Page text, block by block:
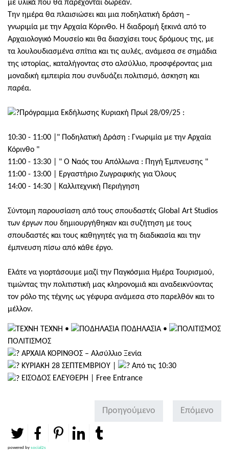
με υλικά που θα παρέχονται δωρεάν.
Την ημέρα θα πλαισιώσει και μια ποδηλατική δράση –
γνωριμία με την Αρχαία Κόρινθο. Η διαδρομή ξεκινά από το
Αρχαιολογικό Μουσείο και θα διασχίσει τους δρόμους της, με
τα λουλουδιασμένα σπίτια και τις αυλές, ανάμεσα σε σημάδια
της ιστορίας, καταλήγοντας στο αλσύλλιο, προσφέροντας μια
μοναδική εμπειρία που συνδυάζει πολιτισμό, άσκηση και
παρέα.
Πρόγραμμα Εκδήλωσης Κυριακή Πρωί 28/09/25 :
10:30 - 11:00 |" Ποδηλατική Δράση : Γνωριμία με την Αρχαία
Κόρινθο "
11:00 - 13:30 | " Ο Ναός του Απόλλωνα : Πηγή Έμπνευσης "
11:00 - 13:00 | Εργαστήριο Ζωγραφικής για Όλους
14:00 - 14:30 | Καλλιτεχνική Περιήγηση
Σύντομη παρουσίαση από τους σπουδαστές Global Art Studios
των έργων που δημιουργήθηκαν και συζήτηση με τους
σπουδαστές και τους καθηγητές για τη διαδικασία και την
έμπνευση πίσω από κάθε έργο.
Ελάτε να γιορτάσουμε μαζί την Παγκόσμια Ημέρα Τουρισμού,
τιμώντας την πολιτιστική μας κληρονομιά και αναδεικνύοντας
τον ρόλο της τέχνης ως γέφυρα ανάμεσα στο παρελθόν και το
μέλλον.
ΤΕΧΝΗ •
ΠΟΔΗΛΑΣΙΑ •
ΠΟΛΙΤΙΣΜΟΣ
ΑΡΧΑΙΑ ΚΟΡΙΝΘΟΣ – Αλσύλλιο Ξενία
ΚΥΡΙΑΚΗ 28 ΣΕΠΤΕΜΒΡΙΟΥ |
Από τις 10:30
ΕΙΣΟΔΟΣ ΕΛΕΥΘΕΡΗ | Free Entrance
Προηγούμενο Επόμενο
powered by social2s